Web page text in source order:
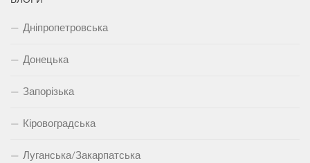
Дніпропетровська
Донецька
Запорізька
Кіровоградська
Луганська/Закарпатська